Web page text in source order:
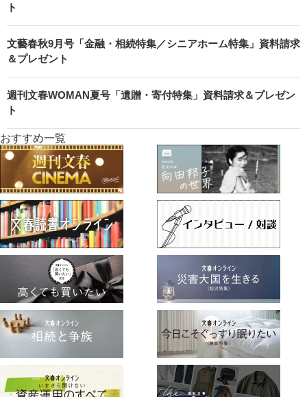
ト
文藝春秋9月号「金融・相続特集／シニアホーム特集」資料請求
＆プレゼント
週刊文春WOMAN夏号「遺贈・寄付特集」資料請求＆プレゼン
ト
おすすめ一覧